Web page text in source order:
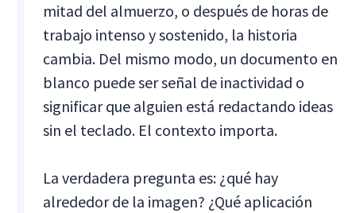
mitad del almuerzo, o después de horas de
trabajo intenso y sostenido, la historia
cambia. Del mismo modo, un documento en
blanco puede ser señal de inactividad o
significar que alguien está redactando ideas
sin el teclado. El contexto importa.
La verdadera pregunta es: ¿qué hay
alrededor de la imagen? ¿Qué aplicación